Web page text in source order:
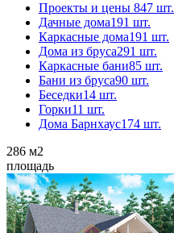
Проекты и цены 847 шт.
Дачные дома191 шт.
Каркасные дома191 шт.
Дома из бруса291 шт.
Каркасные бани85 шт.
Бани из бруса90 шт.
Беседки14 шт.
Горки11 шт.
Дома Барнхаус174 шт.
286 м2
площадь